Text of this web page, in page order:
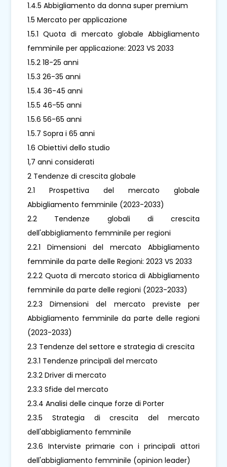
1.4.5 Abbigliamento da donna super premium
1.5 Mercato per applicazione
1.5.1 Quota di mercato globale Abbigliamento
femminile per applicazione: 2023 VS 2033
1.5.2 18-25 anni
1.5.3 26-35 anni
1.5.4 36-45 anni
1.5.5 46-55 anni
1.5.6 56-65 anni
1.5.7 Sopra i 65 anni
1.6 Obiettivi dello studio
1,7 anni considerati
2 Tendenze di crescita globale
2.1 Prospettiva del mercato globale
Abbigliamento femminile (2023-2033)
2.2 Tendenze globali di crescita
dell'abbigliamento femminile per regioni
2.2.1 Dimensioni del mercato Abbigliamento
femminile da parte delle Regioni: 2023 VS 2033
2.2.2 Quota di mercato storica di Abbigliamento
femminile da parte delle regioni (2023-2033)
2.2.3 Dimensioni del mercato previste per
Abbigliamento femminile da parte delle regioni
(2023-2033)
2.3 Tendenze del settore e strategia di crescita
2.3.1 Tendenze principali del mercato
2.3.2 Driver di mercato
2.3.3 Sfide del mercato
2.3.4 Analisi delle cinque forze di Porter
2.3.5 Strategia di crescita del mercato
dell'abbigliamento femminile
2.3.6 Interviste primarie con i principali attori
dell'abbigliamento femminile (opinion leader)